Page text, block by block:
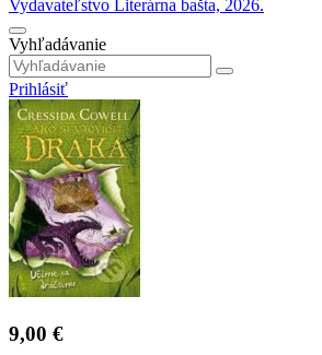
Vyhľadávanie
Prihlásiť
9,00 €